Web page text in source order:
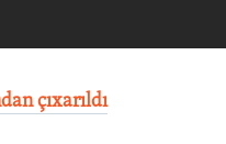
çıxarıldı